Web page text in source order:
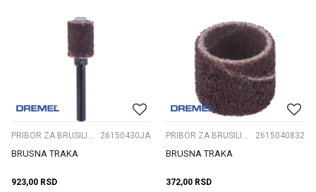
26150430JA
BRUSNA TRAKA
923,00 RSD
2615040832
BRUSNA TRAKA
372,00 RSD